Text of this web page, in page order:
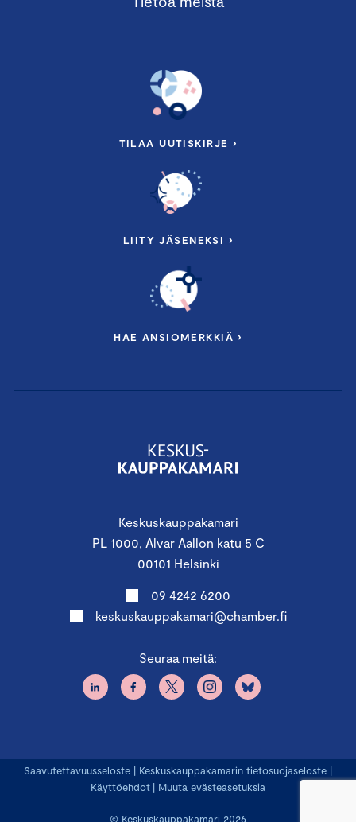
Keskuskauppakamari
PL 1000, Alvar Aallon katu 5 C
00101 Helsinki
09 4242 6200
keskuskauppakamari@chamber.fi
Seuraa meitä:
TILAA UUTISKIRJE ›
LIITY JÄSENEKSI ›
HAE ANSIOMERKKIÄ ›
© Keskuskauppakamari 2026
Saavutettavuusseloste | Keskuskauppakamarin tietosuojaseloste |
Käyttöehdot | Muuta evästeasetuksia